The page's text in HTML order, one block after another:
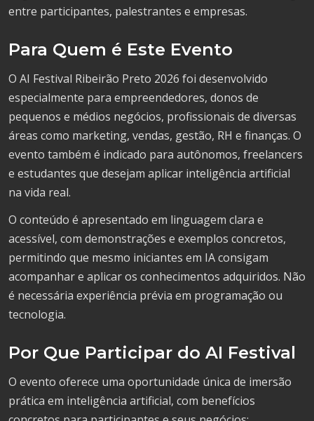
entre participantes, palestrantes e empresas.
Para Quem é Este Evento
O AI Festival Ribeirão Preto 2026 foi desenvolvido
especialmente para empreendedores, donos de
pequenos e médios negócios, profissionais de diversas
áreas como marketing, vendas, gestão, RH e finanças. O
evento também é indicado para autônomos, freelancers
e estudantes que desejam aplicar inteligência artificial
na vida real.
O conteúdo é apresentado em linguagem clara e
acessível, com demonstrações e exemplos concretos,
permitindo que mesmo iniciantes em IA consigam
acompanhar e aplicar os conhecimentos adquiridos. Não
é necessária experiência prévia em programação ou
tecnologia.
Por Que Participar do AI Festival
O evento oferece uma oportunidade única de imersão
prática em inteligência artificial, com benefícios